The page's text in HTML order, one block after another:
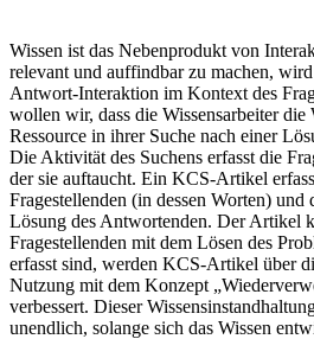
Wissen ist das Nebenprodukt von
relevant und auffindbar zu machen,
Antwort-Interaktion im Kontext des
wollen wir, dass die Wissensarbeiter die
Ressource in ihrer Suche nach einer
Die Aktivität des Suchens erfasst die
der sie auftaucht. Ein KCS-Artikel
Fragestellenden (in dessen Worten)
Lösung des Antwortenden. Der Artikel
Fragestellenden mit dem Lösen des
erfasst sind, werden KCS-Artikel über
Nutzung mit dem Konzept
verbessert. Dieser
unendlich, solange sich das Wissen